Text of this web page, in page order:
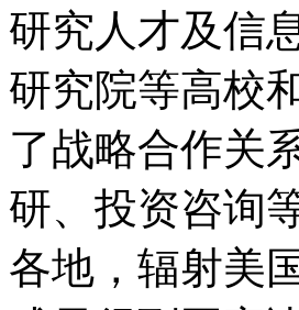
研究人才及信
研究院等高校
了战略合作关
研、投资咨询
各地，辐射美